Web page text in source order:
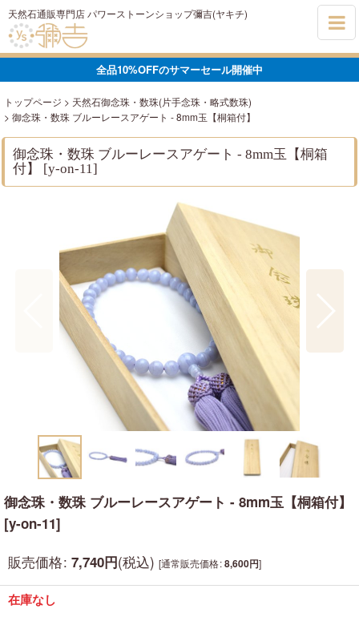
天然石通販専門店 パワーストーンショップ彌吉(ヤキチ)
全品10%OFFのサマーセール開催中
トップページ > 天然石御念珠・数珠(片手念珠・略式数珠)
> 御念珠・数珠 ブルーレースアゲート - 8mm玉【桐箱付】
御念珠・数珠 ブルーレースアゲート - 8mm玉【桐箱
付】
[y-on-11]
御念珠・数珠 ブルーレースアゲート - 8mm玉【桐箱付】
[y-on-11]
販売価格: 7,740円(税込) [通常販売価格:8,600円]
在庫なし